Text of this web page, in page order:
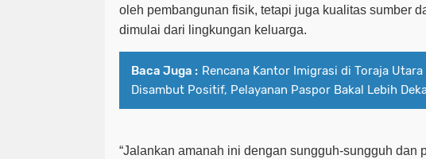
oleh pembangunan fisik, tetapi juga kualitas sumber
dimulai dari lingkungan keluarga.
Baca Juga : Rencana Kantor Imigrasi di Toraja Utara
Disambut Positif, Pelayanan Paspor Bakal Lebih
“Jalankan amanah ini dengan sungguh-sungguh dan